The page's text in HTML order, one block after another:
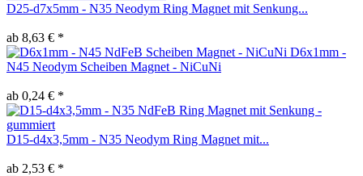
D25-d7x5mm - N35 Neodym Ring Magnet mit Senkung...
ab 8,63 € *
D6x1mm -
N45 Neodym Scheiben Magnet - NiCuNi
ab 0,24 € *
D15-d4x3,5mm - N35 Neodym Ring Magnet mit...
ab 2,53 € *